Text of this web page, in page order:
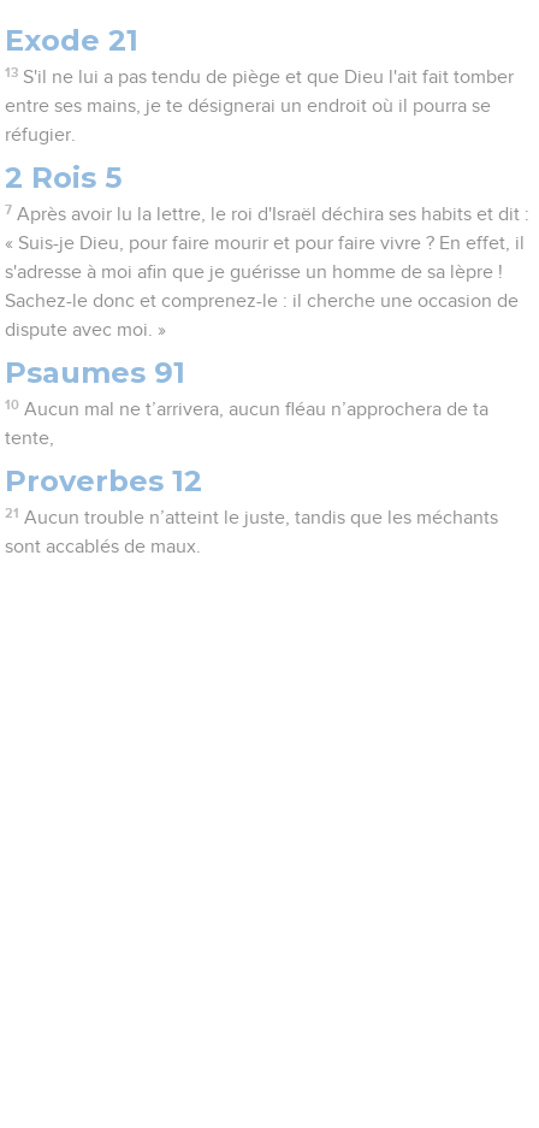
Exode 21
13 S'il ne lui a pas tendu de piège et que Dieu l'ait fait tomber
entre ses mains, je te désignerai un endroit où il pourra se
réfugier.
2 Rois 5
7 Après avoir lu la lettre, le roi d'Israël déchira ses habits et dit :
« Suis-je Dieu, pour faire mourir et pour faire vivre ? En effet, il
s'adresse à moi afin que je guérisse un homme de sa lèpre !
Sachez-le donc et comprenez-le : il cherche une occasion de
dispute avec moi. »
Psaumes 91
10 Aucun mal ne t’arrivera, aucun fléau n’approchera de ta
tente,
Proverbes 12
21 Aucun trouble n’atteint le juste, tandis que les méchants
sont accablés de maux.